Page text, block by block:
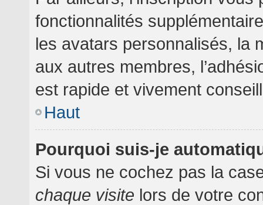
fonctionnalités
les avatars personnalisés, la
aux autres membres,
est rapide et vivement
Haut
Pourquoi suis-je
Si vous ne cochez pas la
chaque visite lors de votre